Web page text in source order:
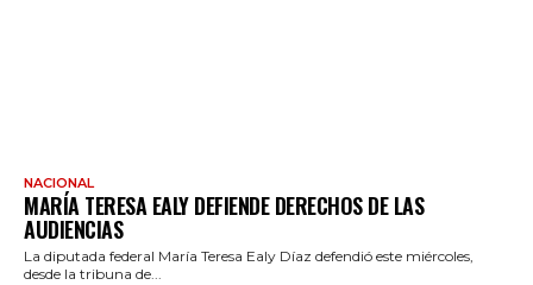
NACIONAL
MARÍA TERESA EALY DEFIENDE DERECHOS DE LAS
AUDIENCIAS
La diputada federal María Teresa Ealy Díaz defendió este miércoles,
desde la tribuna de...